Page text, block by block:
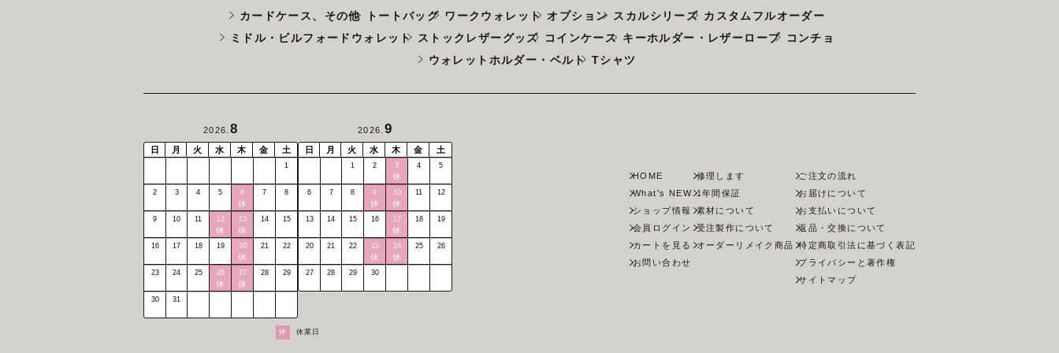
カードケース、その他
トートバッグ ワークウォレット オプション スカルシリーズ カスタムフルオーダー
ミドル・ビルフォードウォレット ストックレザーグッズ コインケース キーホルダー・レザーロープ コンチョ
ウォレットホルダー・ベルト Tシャツ
2026. 8
日 月 火 水 木 金 土
1
2 3 4 5 6
休
7 8
9 10 11 12
休
13
休
14 15
16 17 18 19 20
休
21 22
23 24 25 26
休
27
休
28 29
30 31
2026. 9
日 月 火 水 木 金 土
1 2 3
休
4 5
6 7 8 9
休
10
休
11 12
13 14 15 16 17
休
18 19
20 21 22 23
休
24
休
25 26
27 28 29 30
休 休業日
HOME
What's NEW
ショップ情報
会員ログイン
カートを見る
お問い合わせ
修理します
1年間保証
素材について
受注製作について
オーダー リメイク商品
ご注文の流れ
お届けについて
お支払いについて
返品・交換について
特定商取引法に基づく表記
プライバシーと著作権
サイトマップ